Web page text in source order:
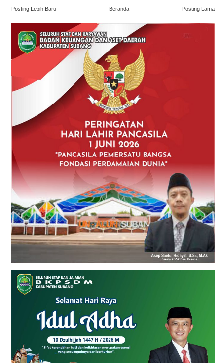
Posting Lebih Baru Posting Lama
Beranda